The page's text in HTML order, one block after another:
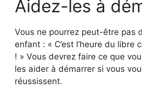
Aidez-les à
Vous ne pourrez peut-être pas
enfant : « C’est l’heure du libre
! » Vous devrez faire ce que
les aider à démarrer si vous
réussissent.